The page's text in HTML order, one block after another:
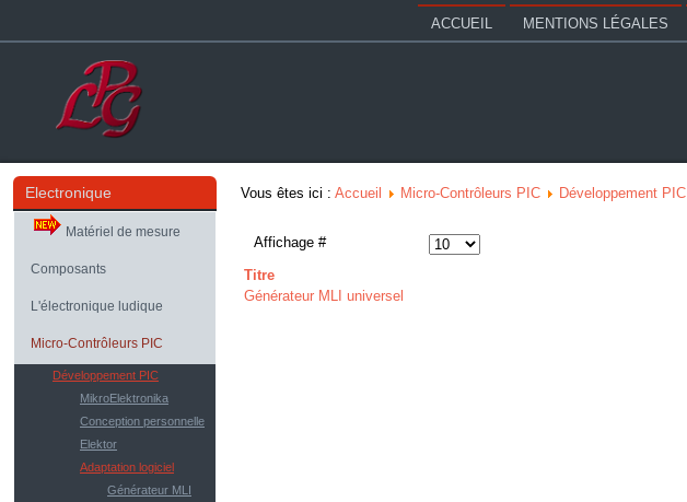
ACCUEIL
MENTIONS LÉGALES
Electronique
Matériel de mesure
Composants
L'électronique ludique
Micro-Contrôleurs PIC
Développement PIC
MikroElektronika
Conception personnelle
Elektor
Adaptation logiciel
Générateur MLI
Vous êtes ici : Accueil Micro-Contrôleurs PIC Développement PIC
Affichage #
Titre
Générateur MLI universel